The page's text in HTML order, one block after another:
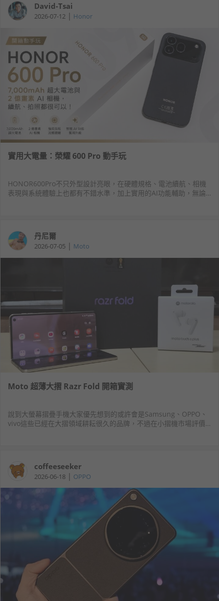
David-Tsai
2026-07-12 | Honor
實用大電量：榮耀 600 Pro 動手玩
HONOR600Pro不只外型設計亮眼，在硬體規格、電池續航、相機
表現與系統體驗上也都有不錯水準，加上實用的AI功能輔助，無論
丹尼爾
2026-07-05 | Moto
Moto 超薄大摺 Razr Fold 開箱實測
說到大螢幕摺疊手機大家優先想到的或許會是Samsung、OPPO、
vivo這些已經在大摺領域耕耘很久的品牌，不過在小摺機市場評價
coffeeseeker
2026-06-18 | OPPO